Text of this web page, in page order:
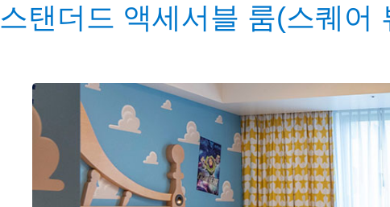
스탠더드 액세서블 룸(스퀘어